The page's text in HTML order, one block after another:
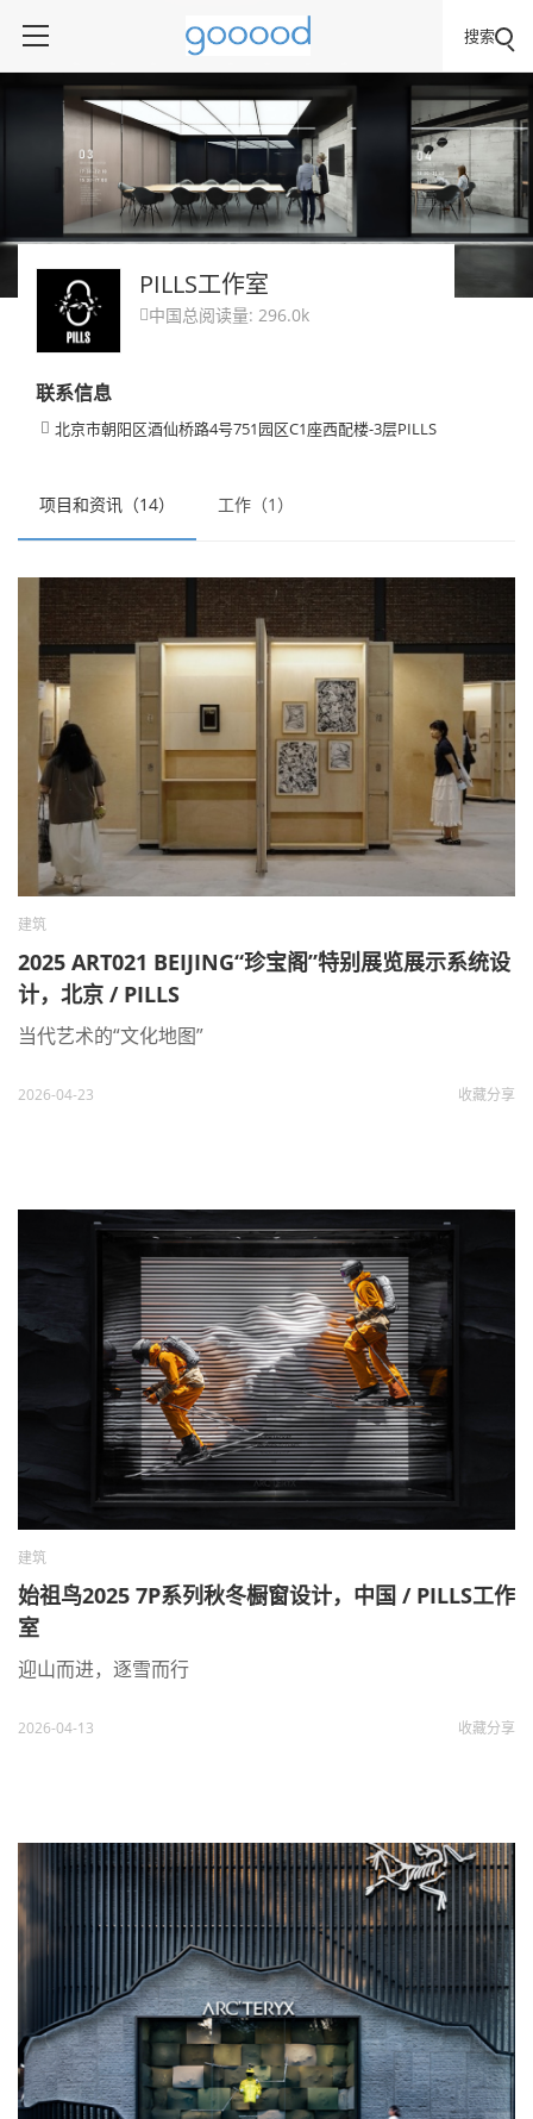
搜索
项目和资讯（14） 工作（1）
建筑
2025 ART021 BEIJING“珍宝阁”特别展览展示系统设
计，北京 / PILLS
当代艺术的“文化地图”
2026-04-23 收藏分享
建筑
始祖鸟2025 7P系列秋冬橱窗设计，中国 / PILLS工作
室
迎山而进，逐雪而行
2026-04-13 收藏分享
PILLS工作室
 中国总阅读量: 296.0k
联系信息
 北京市朝阳区酒仙桥路4号751园区C1座西配楼-3层PILLS